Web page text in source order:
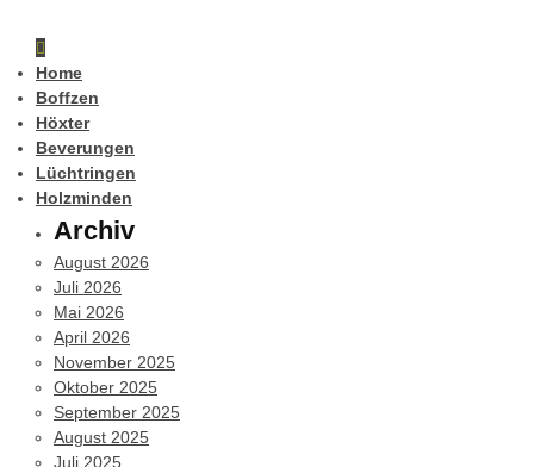
Home
Boffzen
Höxter
Beverungen
Lüchtringen
Holzminden
Archiv
August 2026
Juli 2026
Mai 2026
April 2026
November 2025
Oktober 2025
September 2025
August 2025
Juli 2025